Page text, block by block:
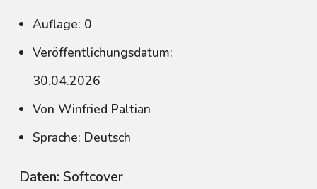
Auflage: 0
Veröffentlichungsdatum:
30.04.2026
Von Winfried Paltian
Sprache: Deutsch
Daten: Softcover